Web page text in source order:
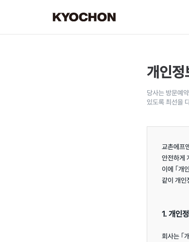
개인정
당사는 방문예
있도록 최선을
교촌에프
안전하게
이에 ｢개
같이 개인
1. 개인
회사는 ｢